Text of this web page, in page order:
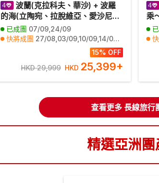
波蘭(克拉科夫、華沙) + 波羅
的海(立陶宛、拉脫維亞、愛沙尼亞)
+芬蘭 (赫爾辛基)深度探索中世紀古
跡之旅10天團
已成團 07/09,24/09
快將成團 27/08,03/09,10/09,14/09,17/09,21/09,22/09,28/09,08/10,15/10,22/10,29/10,05/11,12/11,17/11,19/11,26/11,07/01,14/01,21/01
03/11,01/12,03/12,08/12,10/12,11/01,18/01
15% OFF
HKD 29,999 HKD 25,399+
乘
【
出
查看更多 長線旅行
精選亞洲團